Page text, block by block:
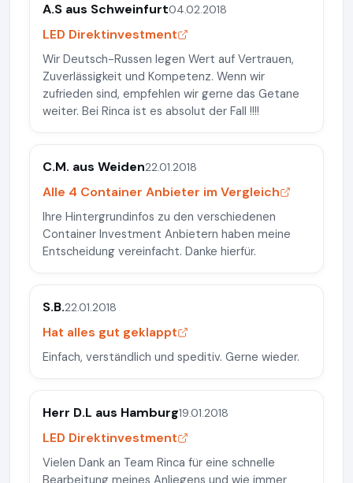
A.S aus Schweinfurt04.02.2018
LED Direktinvestment
Wir Deutsch-Russen legen Wert auf Vertrauen,
Zuverlässigkeit und Kompetenz. Wenn wir
zufrieden sind, empfehlen wir gerne das Getane
weiter. Bei Rinca ist es absolut der Fall !!!!
C.M. aus Weiden22.01.2018
Alle 4 Container Anbieter im Vergleich
Ihre Hintergrundinfos zu den verschiedenen
Container Investment Anbietern haben meine
Entscheidung vereinfacht. Danke hierfür.
S.B.22.01.2018
Hat alles gut geklappt
Einfach, verständlich und speditiv. Gerne wieder.
Herr D.L aus Hamburg19.01.2018
LED Direktinvestment
Vielen Dank an Team Rinca für eine schnelle
Bearbeitung meines Anliegens und wie immer